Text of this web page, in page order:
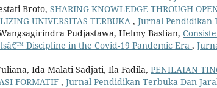
Broto, SHARING KNOWLEDGE THROUGH
UNIVERSITAS TERBUKA , Jurnal Pendidikan
Pudjastawa, Helmy Bastian,
Discipline in the Covid-19 Pandemic Era ,
Ida Malati Sadjati, Ila Fadila, PENILAIAN
FORMATIF , Jurnal Pendidikan Terbuka Dan